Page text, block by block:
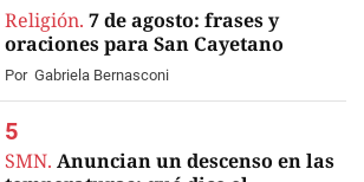
Religión. 7 de agosto: frases y
oraciones para San Cayetano
Por Gabriela Bernasconi
SMN. Anuncian un descenso en las